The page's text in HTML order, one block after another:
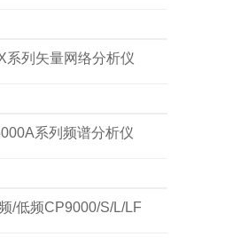
系列矢量网络分析仪
系列频谱分析仪
/低频CP9000/S/L/LF